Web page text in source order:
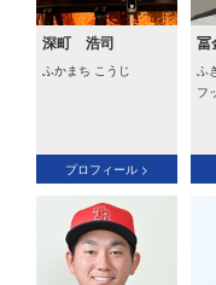
深町 浩司
ふかまち こうじ
プロフィール >
ふ
フ